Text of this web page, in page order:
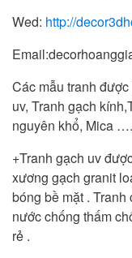
Wed: http://
Các mẫu tranh
uv, Tranh gạch
nguyên khổ, Mica ….
+Tranh gạch uv
xương gạch granit
bóng bề mặt .
nước chống thấm
rẻ .